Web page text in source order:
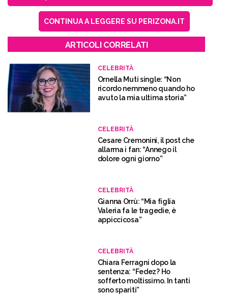
CONTINUA A LEGGERE SU PERIZONA.IT
ARTICOLI CORRELATI
CELEBRITÀ
Ornella Muti single: “Non
ricordo nemmeno quando ho
avuto la mia ultima storia”
CELEBRITÀ
Cesare Cremonini, il post che
allarma i fan: “Annego il
dolore ogni giorno”
CELEBRITÀ
Gianna Orrù: “Mia figlia
Valeria fa le tragedie, è
appiccicosa”
CELEBRITÀ
Chiara Ferragni dopo la
sentenza: “Fedez? Ho
sofferto moltissimo. In tanti
sono spariti”